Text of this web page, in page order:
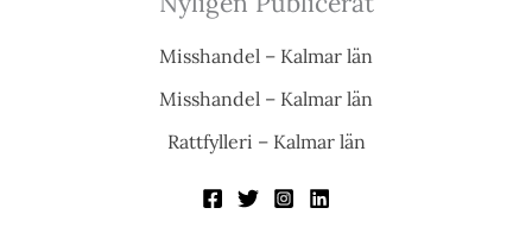
Misshandel – Kalmar län
Misshandel – Kalmar län
Rattfylleri – Kalmar län